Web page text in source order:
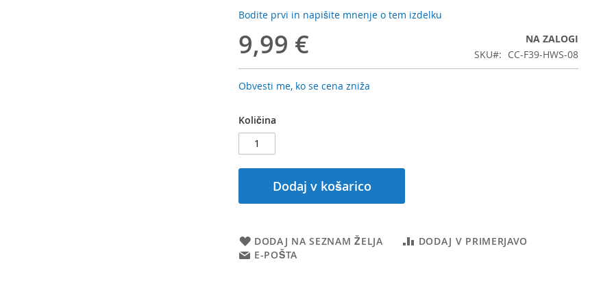
Bodite prvi in napišite mnenje o tem izdelku
9,99 €
NA ZALOGI
SKU
CC-F39-HWS-08
Obvesti me, ko se cena zniža
Količina
Dodaj v košarico
DODAJ NA SEZNAM ŽELJA
DODAJ V PRIMERJAVO
E-POŠTA